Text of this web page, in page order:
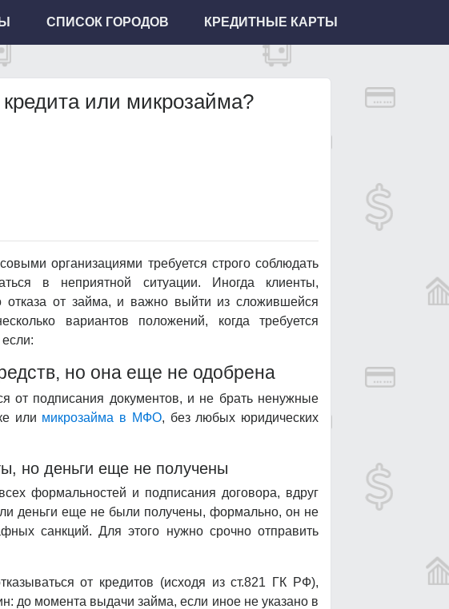
СПИСОК ГОРОДОВ КРЕДИТНЫЕ КАРТЫ
или микрозайма?
организациями требуется строго соблюдать
в неприятной ситуации. Иногда клиенты,
отказа от займа, и важно выйти из сложившейся
вариантов положений, когда требуется
но она еще не одобрена
от подписания документов, и не брать ненужные
или микрозайма в МФО, без любых юридических
но деньги еще не получены
формальностей и подписания договора, вдруг
деньги еще не были получены, формально, он не
санкций. Для этого нужно срочно отправить
от кредитов (исходя из ст.821 ГК РФ),
до момента выдачи займа, если иное не указано в